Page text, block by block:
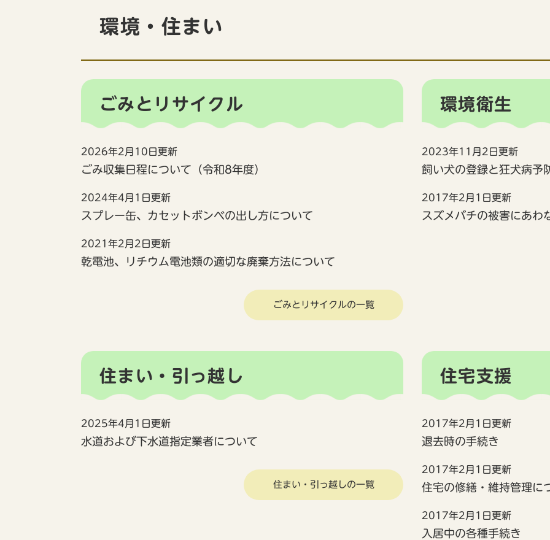
環境・住まい
ごみとリサイクル
2026年2月10日更新
ごみ収集日程について（令和8年度）
2024年4月1日更新
スプレー缶、カセットボンベの出し方について
2021年2月2日更新
乾電池、リチウム電池類の適切な廃棄方法について
ごみとリサイクルの一覧
環境衛生
2023年11月2日更新
飼い犬の登録と狂犬病予
2017年2月1日更新
スズメバチの被害にあわ
住まい・引っ越し
2025年4月1日更新
水道および下水道指定業者について
住まい・引っ越しの一覧
住宅支援
2017年2月1日更新
退去時の手続き
2017年2月1日更新
住宅の修繕・維持管理に
2017年2月1日更新
入居中の各種手続き